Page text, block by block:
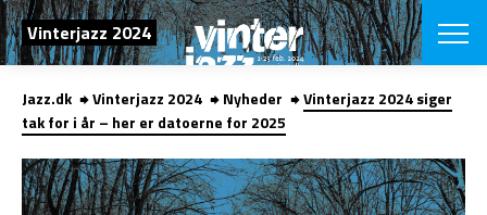
SØG
Vinterjazz 2024
English
COPENHAGEN
PROGRAM
Jazz.dk Vinterjazz 2024 Nyheder
Vinterjazz 2024 siger
tak for i år – her er datoerne for 2025